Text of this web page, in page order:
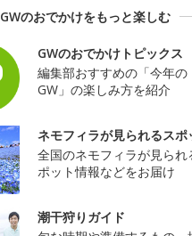
GWのおでかけをもっと楽しむ
GWのおでかけトピックス
編集部おすすめの「今年の
GW」の楽しみ方を紹介
ネモフィラが見られるスポ
全国のネモフィラが見られ
ポット情報などをお届け
潮干狩りガイド